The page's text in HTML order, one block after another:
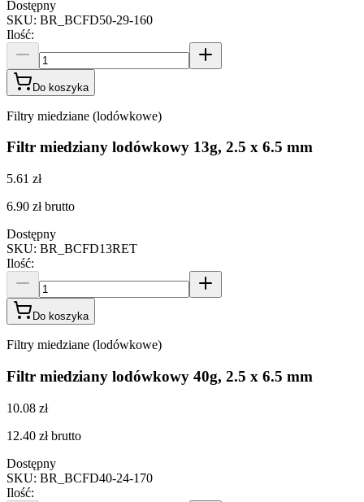
Dostępny
SKU: BR_BCFD50-29-160
Ilość:
Do koszyka
Filtry miedziane (lodówkowe)
Filtr miedziany lodówkowy 13g, 2.5 x 6.5 mm
5.61 zł
6.90 zł brutto
Dostępny
SKU: BR_BCFD13RET
Ilość:
Do koszyka
Filtry miedziane (lodówkowe)
Filtr miedziany lodówkowy 40g, 2.5 x 6.5 mm
10.08 zł
12.40 zł brutto
Dostępny
SKU: BR_BCFD40-24-170
Ilość: